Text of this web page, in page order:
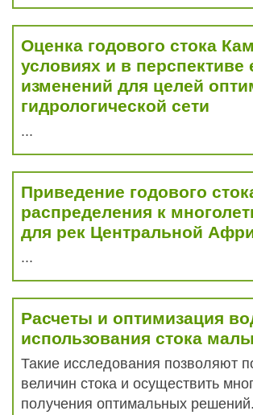
Оценка годового стока
условиях и в перспективе
изменений для целей
гидрологической сети
...
Приведение годового
распределения к
для рек Центральной
...
Расчеты и оптимизация
использования стока
Такие исследования позволяют
величин стока и осуществить
получения оптимальных